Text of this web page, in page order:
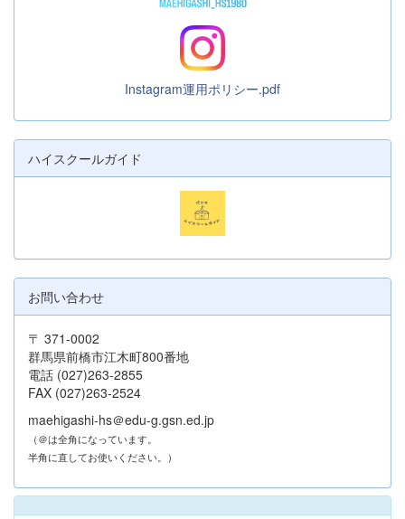
Instagram運用ポリシー.pdf
ハイスクールガイド
お問い合わせ
〒 371-0002
群馬県前橋市江木町800番地
電話 (027)263-2855
FAX (027)263-2524
maehigashi-hs＠edu-g.gsn.ed.jp
（＠は全角になっています。
半角に直してお使いください。）